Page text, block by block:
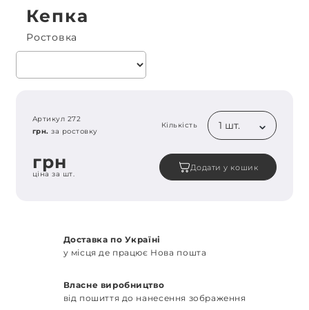
Кепка
Ростовка
Артикул 272
грн. за ростовку
Кількість 1 шт.
грн
ціна за шт.
Додати у кошик
Доставка по Україні
у місця де працює Нова пошта
Власне виробництво
від пошиття до нанесення зображення